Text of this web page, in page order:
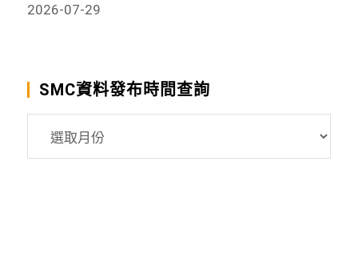
2026-07-29
SMC資料發布時間查詢